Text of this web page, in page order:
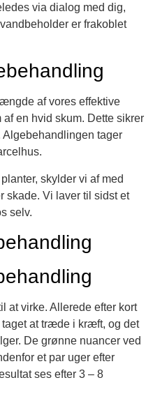
via dialog med dig,
er frakoblet
af vores effektive
en hvid skum. Dette sikrer
tager
skylder vi af med
skade. Vi laver til sidst et
selv.
at virke. Allerede efter kort
at træde i kræft, og det
De grønne nuancer ved
et par uger efter
ses efter 3 – 8